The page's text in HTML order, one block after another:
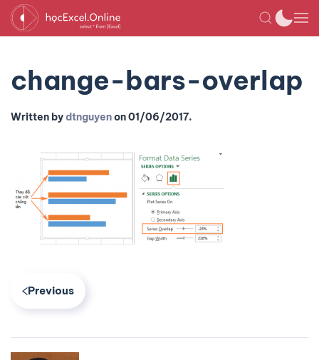
change-bars-overlap
Written bydtnguyenon01/06/2017.
Previous